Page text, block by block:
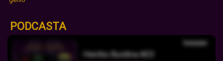
PODCASTA